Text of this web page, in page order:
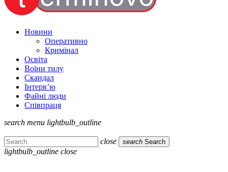
Новини
Оперативно
Кримінал
Освіта
Воїни тилу
Скандал
Інтерв’ю
Файні люди
Співпраця
search menu lightbulb_outline
close search Search
lightbulb_outline close